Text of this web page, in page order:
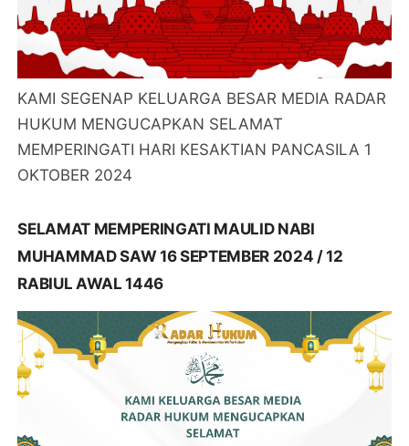
KAMI SEGENAP KELUARGA BESAR MEDIA RADAR
HUKUM MENGUCAPKAN SELAMAT
MEMPERINGATI HARI KESAKTIAN PANCASILA 1
OKTOBER 2024
SELAMAT MEMPERINGATI MAULID NABI
MUHAMMAD SAW 16 SEPTEMBER 2024 / 12
RABIUL AWAL 1446